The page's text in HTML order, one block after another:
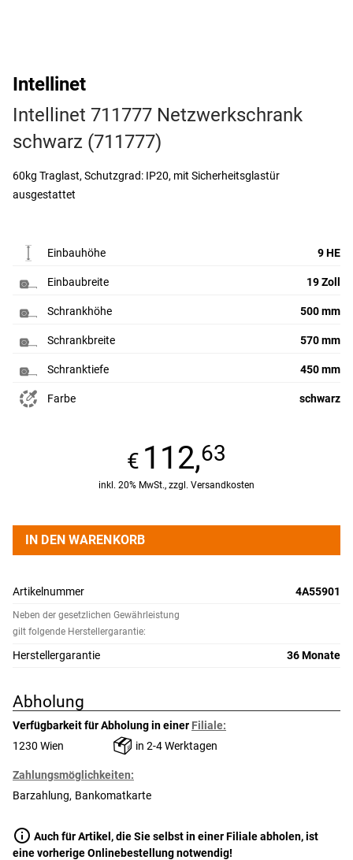
Intellinet
Intellinet 711777 Netzwerkschrank
schwarz (711777)
60kg Traglast, Schutzgrad: IP20, mit Sicherheitsglastür
ausgestattet
9 HE
Einbauhöhe
19 Zoll
Einbaubreite
500 mm
Schrankhöhe
570 mm
Schrankbreite
450 mm
Schranktiefe
schwarz
Farbe
112,63
inkl. 20% MwSt., zzgl. Versandkosten
IN DEN WARENKORB
Artikelnummer 4A55901
Neben der gesetzlichen Gewährleistung
gilt folgende Herstellergarantie:
Herstellergarantie 36 Monate
Abholung
Verfügbarkeit für Abholung in einer Filiale:
1230 Wien
in 2-4 Werktagen
Zahlungsmöglichkeiten:
Barzahlung Bankomatkarte
info Auch für Artikel, die Sie selbst in einer Filiale abholen, ist
eine vorherige Onlinebestellung notwendig!